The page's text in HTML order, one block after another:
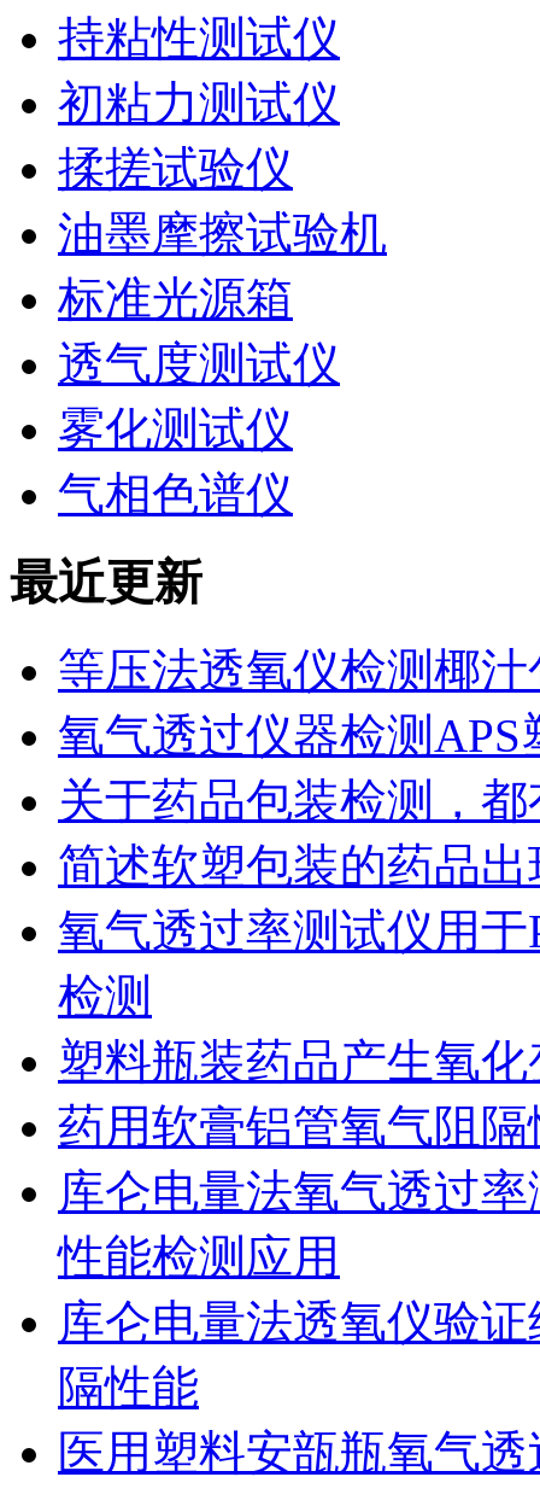
持粘性测试仪
初粘力测试仪
揉搓试验仪
油墨摩擦试验机
标准光源箱
透气度测试仪
雾化测试仪
气相色谱仪
最近更新
等压法透氧仪检测椰
氧气透过仪器检测
关于药品包装检测，
简述软塑包装的药品
氧气透过率测试仪用
检测
塑料瓶装药品产生氧
药用软膏铝管氧气阻
库仑电量法氧气透过
性能检测应用
库仑电量法透氧仪验
隔性能
医用塑料安瓿瓶氧气